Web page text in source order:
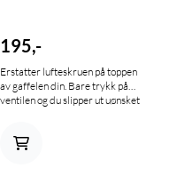
195,-
Erstatter lufteskruen på toppen
av gaffelen din. Bare trykk på
ventilen og du slipper ut uønsket
Titan, rød eller blå.